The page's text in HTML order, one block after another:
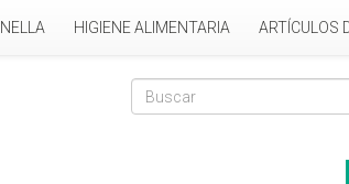
HIGIENE ALIMENTARIA ARTÍCULOS
Formulario